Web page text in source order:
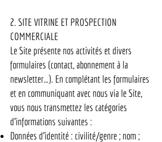
2. SITE VITRINE ET PROSPECTION
COMMERCIALE
Le Site présente nos activités et divers
formulaires (contact, abonnement à la
newsletter…). En complétant les formulaires
et en communiquant avec nous via le Site,
vous nous transmettez les catégories
d’informations suivantes :
Données d’identité : civilité/genre ; nom ;